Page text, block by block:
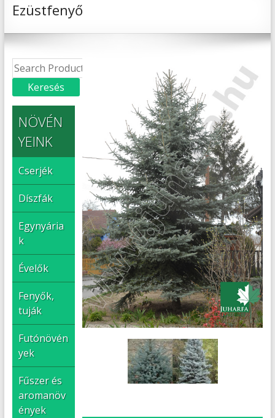
Ezüstfenyő
NÖVÉN
YEINK
Cserjék
Díszfák
Egynyária
k
Évelők
Fenyők,
tuják
Futónövén
yek
Fűszer és
aromanöv
ények